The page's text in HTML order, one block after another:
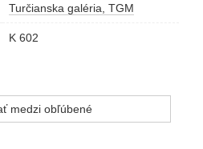
Turčianska galéria, TGM
K 602
medzi obľúbené